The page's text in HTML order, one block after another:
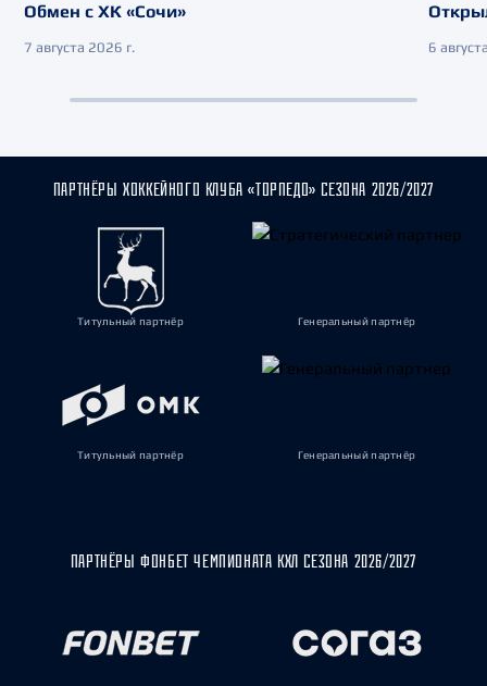
Обмен с ХК «Сочи»
7 августа 2026 г. 6
ПАРТНЁРЫ ХОККЕЙНОГО КЛУБА «ТОРПЕДО» СЕЗОНА 2026/2027
Титульный партнёр Генеральный партнёр
Титульный партнёр Генеральный партнёр
ПАРТНЁРЫ ФОНБЕТ ЧЕМПИОНАТА КХЛ СЕЗОНА 2026/2027